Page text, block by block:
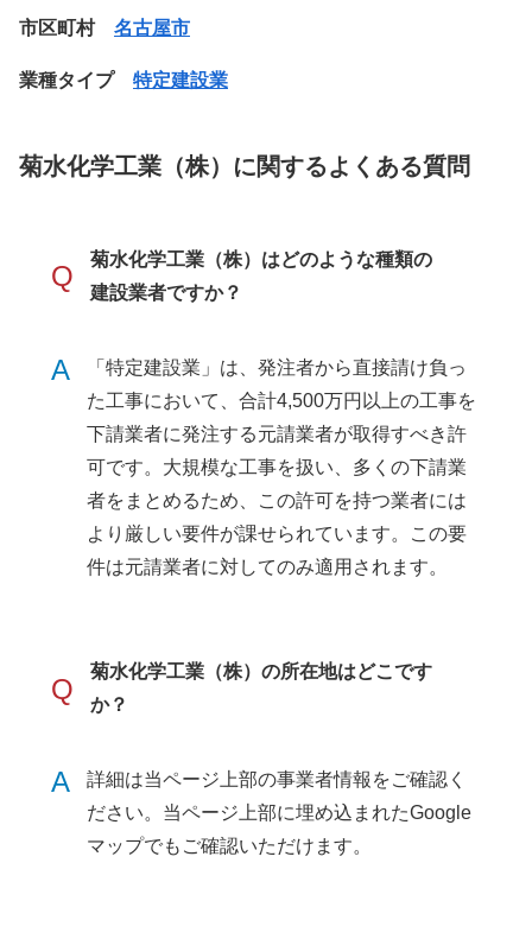
市区町村 名古屋市
業種タイプ 特定建設業
菊水化学工業（株）に関するよくある質問
Q
菊水化学工業（株）はどのような種類の
建設業者ですか？
A
「特定建設業」は、発注者から直接請け負っ
た工事において、合計4,500万円以上の工事を
下請業者に発注する元請業者が取得すべき許
可です。大規模な工事を扱い、多くの下請業
者をまとめるため、この許可を持つ業者には
より厳しい要件が課せられています。この要
件は元請業者に対してのみ適用されます。
Q
菊水化学工業（株）の所在地はどこです
か？
A
詳細は当ページ上部の事業者情報をご確認く
ださい。当ページ上部に埋め込まれたGoogle
マップでもご確認いただけます。